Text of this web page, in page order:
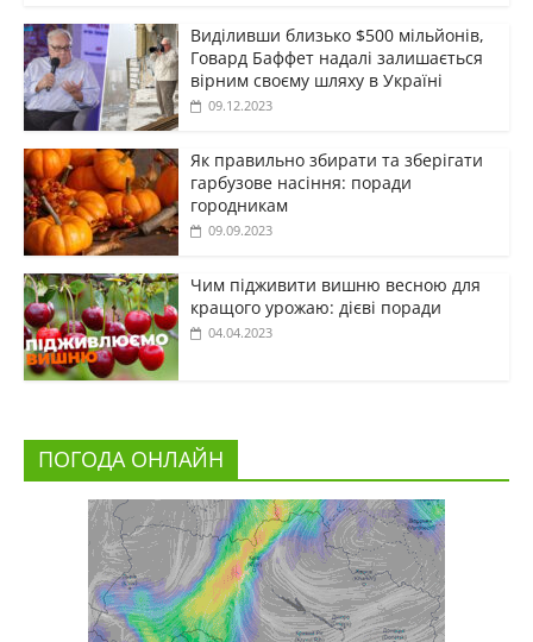
Виділивши близько $500 мільйонів,
Говард Баффет надалі залишається
вірним своєму шляху в Україні
09.12.2023
Як правильно збирати та зберігати
гарбузове насіння: поради
городникам
09.09.2023
Чим підживити вишню весною для
кращого урожаю: дієві поради
04.04.2023
ПОГОДА ОНЛАЙН